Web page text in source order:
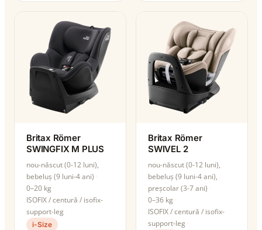
Britax Römer
SWINGFIX M PLUS
nou-născut (0-12 luni),
bebeluș (9 luni-4 ani)
0–20 kg
ISOFIX / centură / isofix-
support-leg
i-Size
Britax Römer
SWIVEL 2
nou-născut (0-12 luni),
bebeluș (9 luni-4 ani),
preșcolar (3-7 ani)
0–36 kg
ISOFIX / centură / isofix-
support-leg